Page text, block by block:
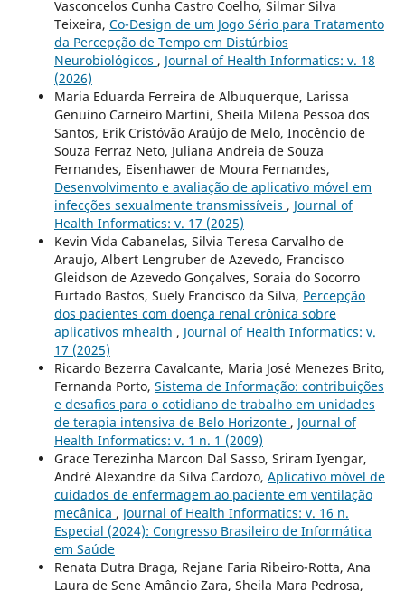
Vasconcelos Cunha Castro Coelho, Silmar Silva
Teixeira, Co-Design de um Jogo Sério para Tratamento
da Percepção de Tempo em Distúrbios
Neurobiológicos , Journal of Health Informatics: v. 18
(2026)
Maria Eduarda Ferreira de Albuquerque, Larissa
Genuíno Carneiro Martini, Sheila Milena Pessoa dos
Santos, Erik Cristóvão Araújo de Melo, Inocêncio de
Souza Ferraz Neto, Juliana Andreia de Souza
Fernandes, Eisenhawer de Moura Fernandes,
Desenvolvimento e avaliação de aplicativo móvel em
infecções sexualmente transmissíveis , Journal of
Health Informatics: v. 17 (2025)
Kevin Vida Cabanelas, Silvia Teresa Carvalho de
Araujo, Albert Lengruber de Azevedo, Francisco
Gleidson de Azevedo Gonçalves, Soraia do Socorro
Furtado Bastos, Suely Francisco da Silva, Percepção
dos pacientes com doença renal crônica sobre
aplicativos mhealth , Journal of Health Informatics: v.
17 (2025)
Ricardo Bezerra Cavalcante, Maria José Menezes Brito,
Fernanda Porto, Sistema de Informação: contribuições
e desafios para o cotidiano de trabalho em unidades
de terapia intensiva de Belo Horizonte , Journal of
Health Informatics: v. 1 n. 1 (2009)
Grace Terezinha Marcon Dal Sasso, Sriram Iyengar,
André Alexandre da Silva Cardozo, Aplicativo móvel de
cuidados de enfermagem ao paciente em ventilação
mecânica , Journal of Health Informatics: v. 16 n.
Especial (2024): Congresso Brasileiro de Informática
em Saúde
Renata Dutra Braga, Rejane Faria Ribeiro-Rotta, Ana
Laura de Sene Amâncio Zara, Sheila Mara Pedrosa,